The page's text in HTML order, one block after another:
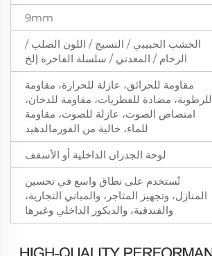
9mm
الخشب الحبيبي / النسيج / اللون الصلب /
الرخام / المعدني / سلسلة الفاخرة إلخ
مقاومة للحرائق، عازلة للحرارة، مقاومة
للرطوبة، مضادة للفطريات، مقاومة للدخان،
امتصاص الصوت، عازلة للصوت، مقاومة
للماء، خالية من الفورمالدهيد
لوحة الجدران الداخلية أو الأسقف
تُستخدم على نطاق واسع في تحسين
المنازل، وتجهيز المتاجر، والمباني التجارية،
والفندقية، والديكور الداخلي وغيرها